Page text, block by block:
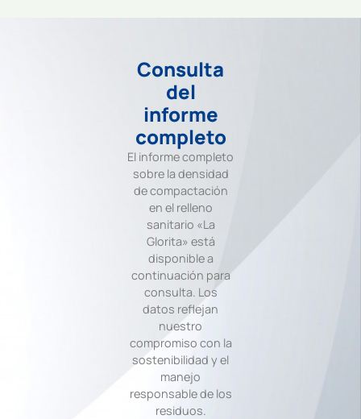
Consulta
del
informe
completo
El informe completo
sobre la densidad
de compactación
en el relleno
sanitario «La
Glorita» está
disponible a
continuación para
consulta. Los
datos reflejan
nuestro
compromiso con la
sostenibilidad y el
manejo
responsable de los
residuos.